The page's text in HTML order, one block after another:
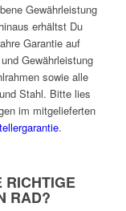
Gewährleistung
erhältst Du
Garantie auf
Gewährleistung
sowie alle
Stahl. Bitte lies
im mitgelieferten
.
RICHTIGE
RAD?